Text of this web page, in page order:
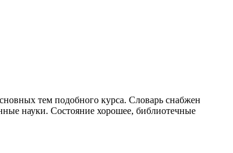
тем подобного курса. Словарь снабжен
науки. Состояние хорошее, библиотечные